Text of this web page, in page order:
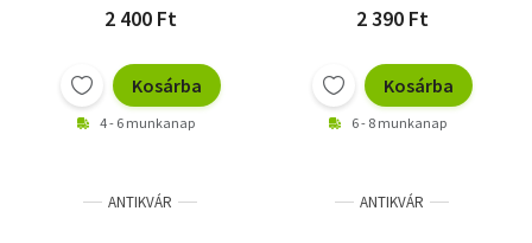
2 400 Ft
Kosárba
4 - 6 munkanap
2 390 Ft
Kosárba
6 - 8 munkanap
ANTIKVÁR ANTIKVÁR